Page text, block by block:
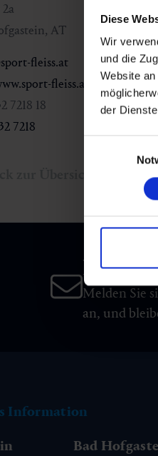
Diese
Wir
und die
Website
der
, AT
fleiss.at
fleiss.at
7218 18
7218
Melden Sie
an, und
Information
Bad